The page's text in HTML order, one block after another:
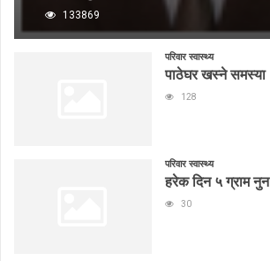
133869
परिवार स्वास्थ्य
पाठेघर खस्ने समस्या
128
परिवार स्वास्थ्य
हरेक दिन ५ ग्राम नुन
30